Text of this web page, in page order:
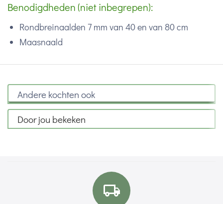
Benodigdheden (niet inbegrepen):
Rondbreinaalden 7 mm van 40 en van 80 cm
Maasnaald
Andere kochten ook
Door jou bekeken